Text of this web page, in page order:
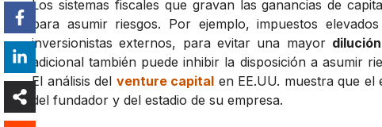
Los sistemas fiscales que gravan las ganancias de
para asumir riesgos. Por ejemplo, impuestos
inversionistas externos, para evitar una mayor
adicional también puede inhibir la disposición a asumir
El análisis del venture capital en EE.UU. muestra que
del fundador y del estadio de su empresa.